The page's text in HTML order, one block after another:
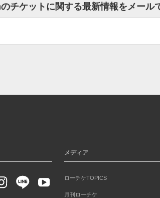
チケットに関する最新情報をメール
メディア
ローチケTOPICS
月刊ローチケ